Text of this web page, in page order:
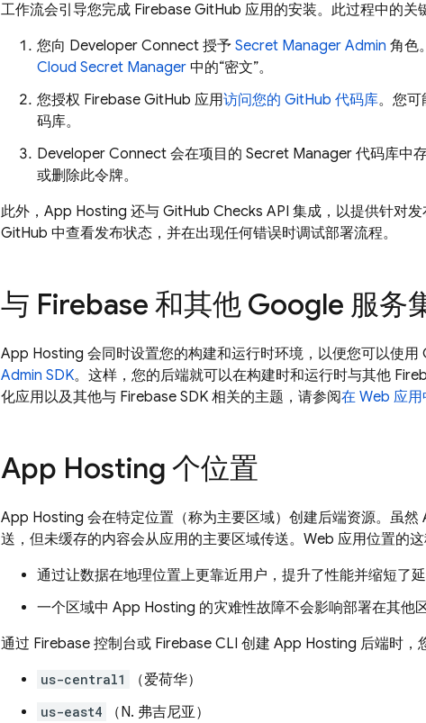
工作流会引导您完成 Firebase GitHub 应用的安装。此过程中的关
您向 Developer Connect 授予 Secret Manager Admin 角色
Cloud Secret Manager 中的“密文”。
您授权 Firebase GitHub 应用访问您的 GitHub 代码库。您可
码库。
Developer Connect 会在项目的 Secret Manager 代码库中
或删除此令牌。
此外， App Hosting 还与 GitHub Checks API 集成，以提供针对
GitHub 中查看发布状态，并在出现任何错误时调试部署流程。
与 Firebase 和其他 Google 服务
App Hosting 会同时设置您的构建和运行时环境，以便您可以使
Admin SDK。这样，您的后端就可以在构建时和运行时与其他
化应用以及其他与 Firebase SDK 相关的主题，请参阅在 Web 应
App Hosting 个位置
App Hosting 会在特定位置（称为主要区域）创建后端资源。虽然
送，但未缓存的内容会从应用的主要区域传送。Web 应用位置的
通过让数据在地理位置上更靠近用户，提升了性能并缩短了延
一个区域中 App Hosting 的灾难性故障不会影响部署在其他
通过 Firebase 控制台或 Firebase CLI 创建 App Hosting 后端时，
us-central1 （爱荷华）
us-east4 （N. 弗吉尼亚）